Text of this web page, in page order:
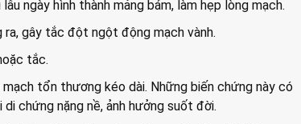
ngày hình thành mảng bám, làm hẹp lòng mạch.
ra, gây tắc đột ngột động mạch vành.
tắc.
tổn thương kéo dài. Những biến chứng này có
chứng nặng nề, ảnh hưởng suốt đời.